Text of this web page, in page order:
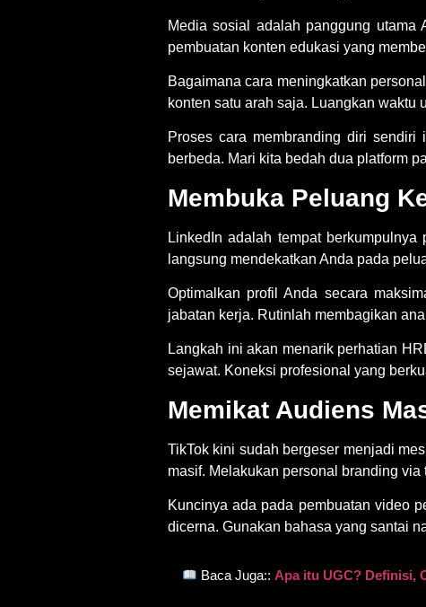
Media sosial adalah panggung
pembuatan konten edukasi yang
Bagaimanacara meningkatkan
konten satu arah saja. Luangkan waktu
Prosescara membranding diri sendiri
berbeda. Mari kita bedah dua platform
Membuka Peluang
LinkedIn adalah tempat
langsung mendekatkan Anda pada
Optimalkan profil Anda secara
jabatan kerja. Rutinlah membagikan
Langkah ini akan menarik perhatian
sejawat. Koneksi profesional yang
Memikat Audiens
TikTok kini sudah bergeser menjadi
masif. Melakukan personal branding via
Kuncinya ada pada pembuatan video
dicerna. Gunakan bahasa yang santai
Baca Juga::Apa itu UGC? Definisi,